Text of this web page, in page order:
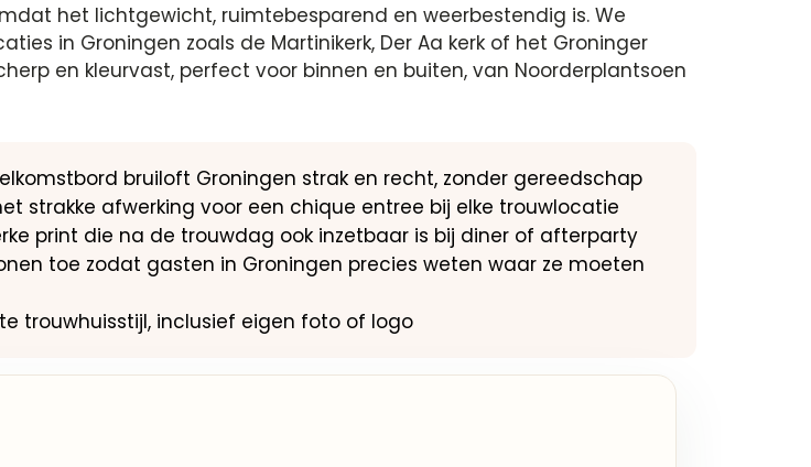
het lichtgewicht, ruimtebesparend en weerbestendig is. We
in Groningen zoals de Martinikerk, Der Aa kerk of het Groninger
en kleurvast, perfect voor binnen en buiten, van Noorderplantsoen
bruiloft Groningen strak en recht, zonder gereedschap
strakke afwerking voor een chique entree bij elke trouwlocatie
print die na de trouwdag ook inzetbaar is bij diner of afterparty
toe zodat gasten in Groningen precies weten waar ze moeten
trouwhuisstijl, inclusief eigen foto of logo